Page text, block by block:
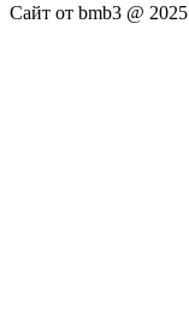
Сайт от bmb3 @ 2025